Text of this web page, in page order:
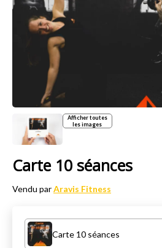
Afficher toutes
les images
Carte 10 séances
Vendu parAravis Fitness
Carte 10 séances